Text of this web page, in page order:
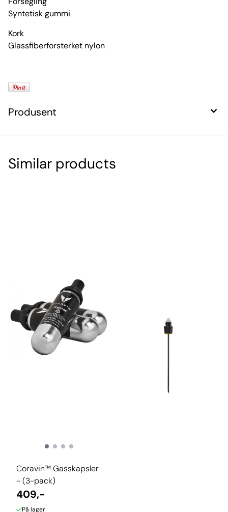
Syntetisk gummi
Kork
Glassfiberforsterket nylon
Produsent
Similar products
Coravin™ Gasskapsler
- (3-pack)
409,-
På lager